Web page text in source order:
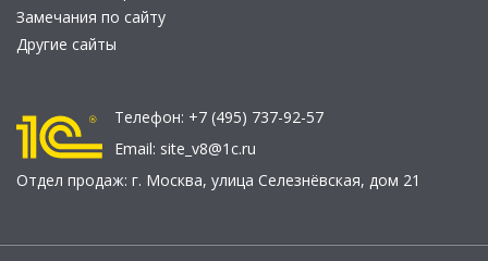
Замечания по сайту
Другие сайты
Телефон: +7 (495) 737-92-57
Email: site_v8@1c.ru
Отдел продаж: г. Москва, улица Селезнёвская, дом 21